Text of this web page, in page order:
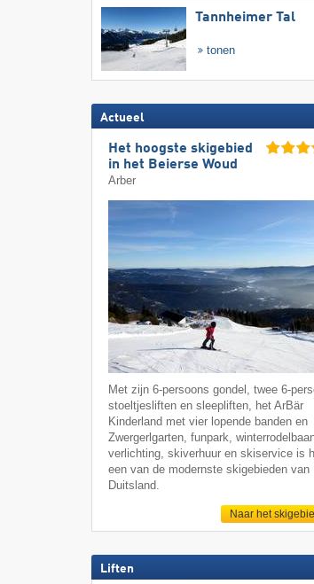
Tannheimer Tal
tonen
Actueel
Het hoogste skigebied
in het Beierse Woud
Arber
Met zijn 6-persoons gondel, twee 6-
stoeltjesliften en sleepliften, het ArBär
Kinderland met vier lopende banden en
Zwergerlgarten, funpark,
verlichting, skiverhuur en skiservice is
een van de modernste skigebieden van
Duitsland.
Naar het
Liften